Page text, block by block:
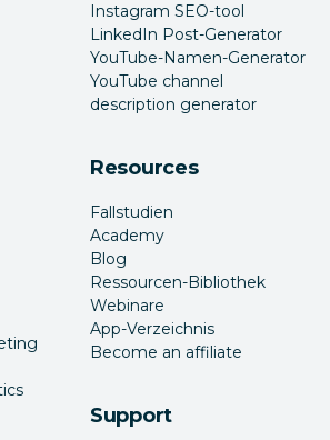
Instagram SEO-tool
LinkedIn Post-Generator
YouTube-Namen-Generator
YouTube channel
description generator
Resources
Fallstudien
Academy
Blog
Ressourcen-Bibliothek
Webinare
App-Verzeichnis
Become an affiliate
Support